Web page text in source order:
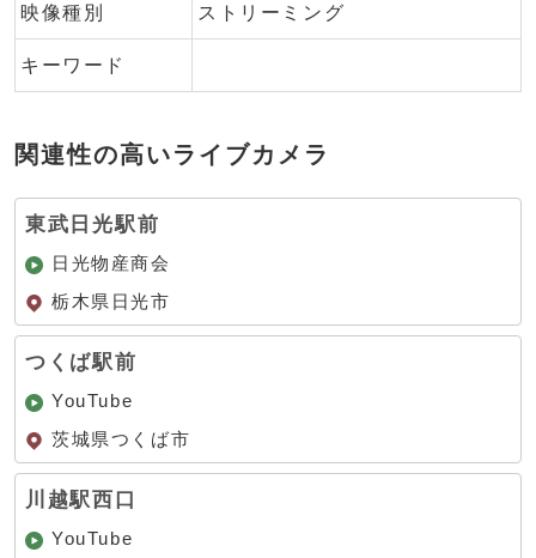
映像種別 ストリーミング
キーワード
関連性の高いライブカメラ
東武日光駅前
日光物産商会
栃木県日光市
つくば駅前
YouTube
茨城県つくば市
川越駅西口
YouTube